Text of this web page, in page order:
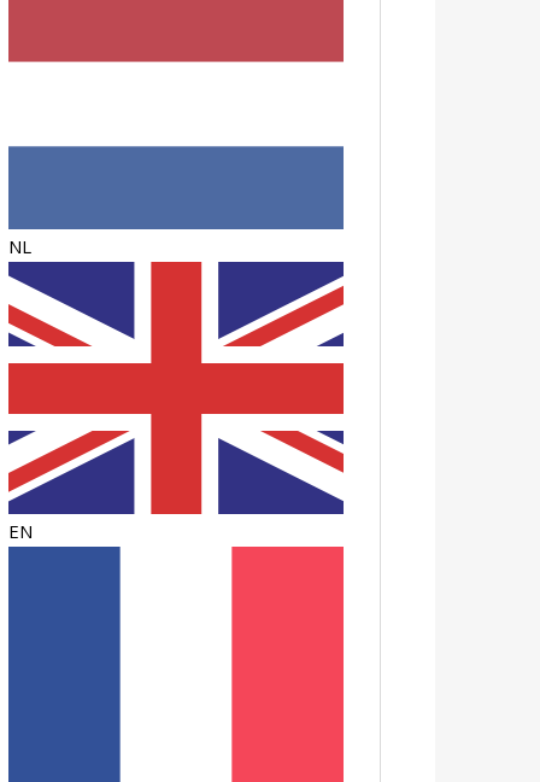
NL
EN